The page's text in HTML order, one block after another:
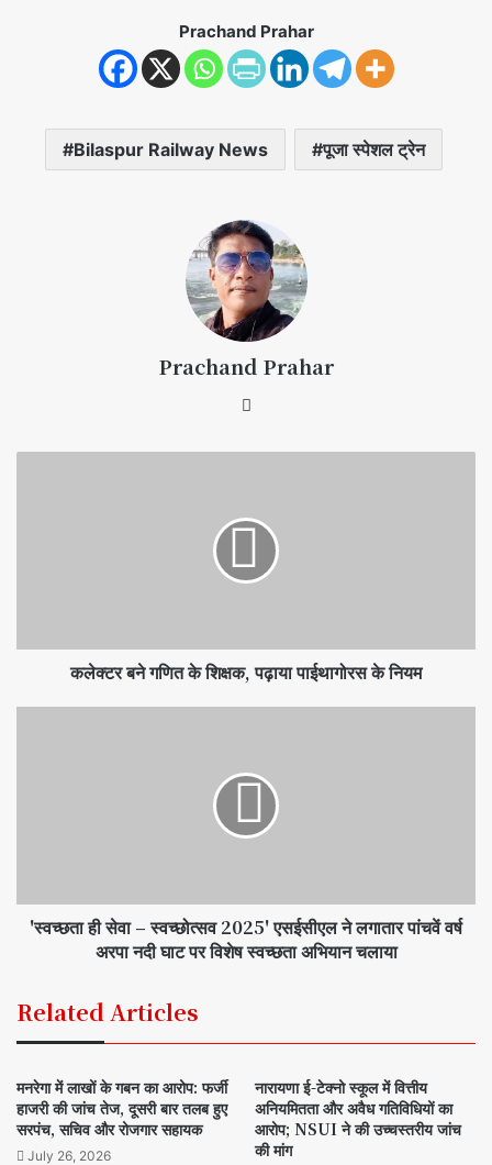
Prachand Prahar
Bilaspur Railway News पूजा स्पेशल ट्रेन
Prachand Prahar
कलेक्टर बने गणित के शिक्षक, पढ़ाया पाईथागोरस के नियम
'स्वच्छता ही सेवा – स्वच्छोत्सव 2025' एसईसीएल ने लगातार पांचवें वर्ष
अरपा नदी घाट पर विशेष स्वच्छता अभियान चलाया
Related Articles
मनरेगा में लाखों के गबन का आरोप: फर्जी
हाजरी की जांच तेज, दूसरी बार तलब हुए
सरपंच, सचिव और रोजगार सहायक
July 26, 2026
नारायणा ई-टेक्नो स्कूल में वित्तीय
अनियमितता और अवैध गतिविधियों का
आरोप; NSUI ने की उच्चस्तरीय जांच
की मांग